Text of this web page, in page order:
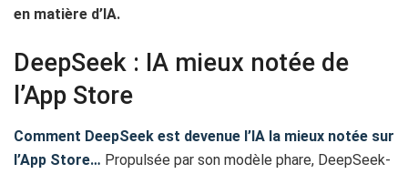
en matière d’IA.
DeepSeek : IA mieux notée de
l’App Store
Comment DeepSeek est devenue l’IA la mieux notée sur
l’App Store… Propulsée par son modèle phare, DeepSeek-